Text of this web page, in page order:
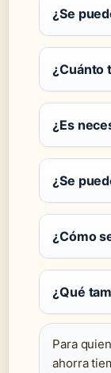
¿Se
¿Cuánto
¿Es
¿Se
¿Cómo
¿Qué
Para
ahorra